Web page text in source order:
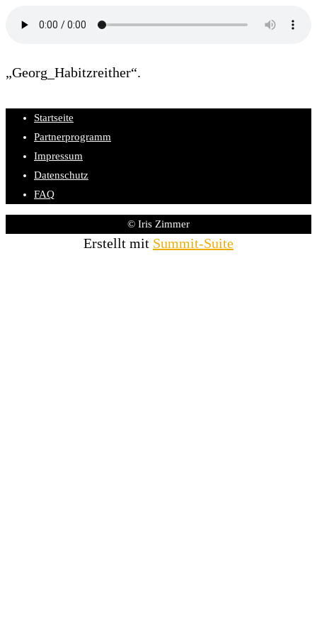
„Georg_Habitzreither“.
Startseite
Partnerprogramm
Impressum
Datenschutz
FAQ
© Iris Zimmer
Erstellt mit Summit-Suite